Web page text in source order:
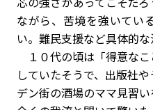
ながら、苦境を強いてい
い。難民支援など具体的な
１０代の頃は「得意なこ
していたそうで、出版社
デン街の酒場のママ見習